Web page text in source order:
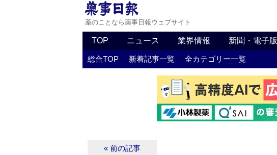
薬のことなら薬事日報ウェブサイト
TOP ニュース 業界情報 新聞・電子版
総合TOP 新着記事一覧 全カテゴリー一覧
« 前の記事